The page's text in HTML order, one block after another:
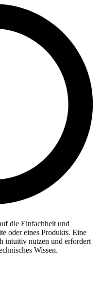
die Einfachheit und
oder eines Produkts. Eine
intuitiv nutzen und erfordert
Wissen.